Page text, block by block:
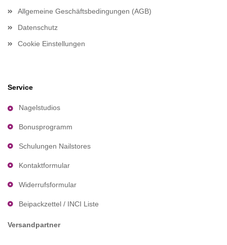
Allgemeine Geschäftsbedingungen (AGB)
Datenschutz
Cookie Einstellungen
Service
Nagelstudios
Bonusprogramm
Schulungen Nailstores
Kontaktformular
Widerrufsformular
Beipackzettel / INCI Liste
Versandpartner